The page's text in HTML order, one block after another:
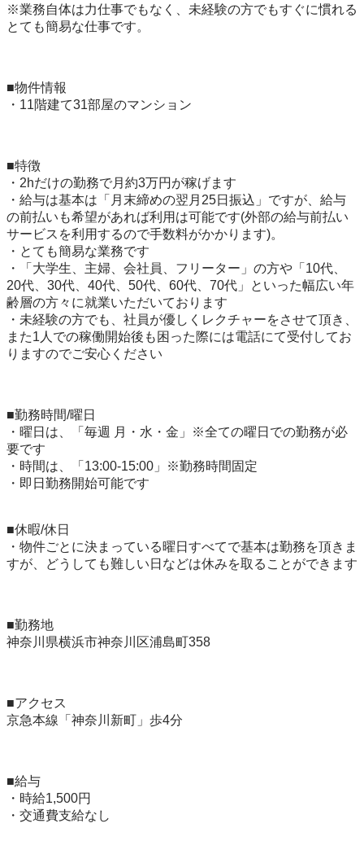
※業務自体は力仕事でもなく、未経験の方でもすぐに慣れる
とても簡易な仕事です。
■物件情報
・11階建て31部屋のマンション
■特徴
・2hだけの勤務で月約3万円が稼げます
・給与は基本は「月末締めの翌月25日振込」ですが、給与
の前払いも希望があれば利用は可能です(外部の給与前払い
サービスを利用するので手数料がかかります)。
・とても簡易な業務です
・「大学生、主婦、会社員、フリーター」の方や「10代、
20代、30代、40代、50代、60代、70代」といった幅広い年
齢層の方々に就業いただいております
・未経験の方でも、社員が優しくレクチャーをさせて頂き、
また1人での稼働開始後も困った際には電話にて受付してお
りますのでご安心ください
■勤務時間/曜日
・曜日は、「毎週 月・水・金」※全ての曜日での勤務が必
要です
・時間は、「13:00-15:00」※勤務時間固定
・即日勤務開始可能です
■休暇/休日
・物件ごとに決まっている曜日すべてで基本は勤務を頂きま
すが、どうしても難しい日などは休みを取ることができます
■勤務地
神奈川県横浜市神奈川区浦島町358
■アクセス
京急本線「神奈川新町」歩4分
■給与
・時給1,500円
・交通費支給なし